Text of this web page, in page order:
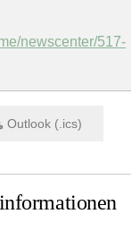
newscenter/517-
Outlook (.ics)